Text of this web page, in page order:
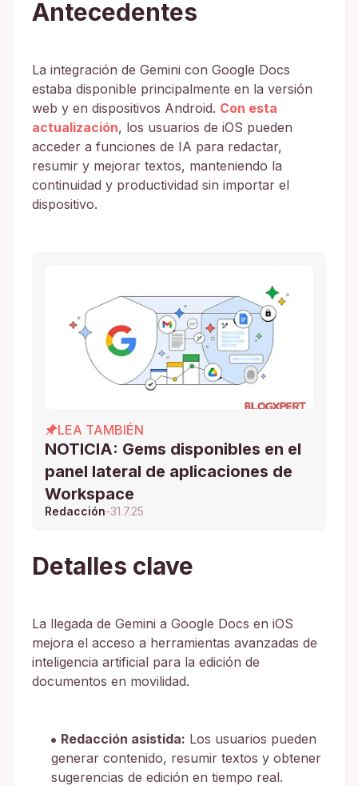
Antecedentes
La integración de Gemini con Google Docs
estaba disponible principalmente en la versión
web y en dispositivos Android. Con esta
actualización, los usuarios de iOS pueden
acceder a funciones de IA para redactar,
resumir y mejorar textos, manteniendo la
continuidad y productividad sin importar el
dispositivo.
LEA TAMBIÉN
NOTICIA: Gems disponibles en el
panel lateral de aplicaciones de
Workspace
Redacción-31.7.25
Detalles clave
La llegada de Gemini a Google Docs en iOS
mejora el acceso a herramientas avanzadas de
inteligencia artificial para la edición de
documentos en movilidad.
Redacción asistida: Los usuarios pueden
generar contenido, resumir textos y obtener
sugerencias de edición en tiempo real.